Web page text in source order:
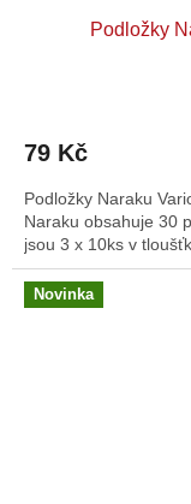
Podložky
79 Kč
Podložky Naraku
Naraku obsahuje 30
jsou 3 x 10ks v
Novinka